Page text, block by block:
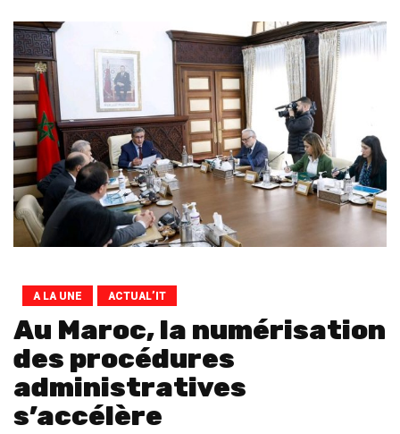
A LA UNE ACTUAL’IT
Au Maroc, la numérisation
des procédures
administratives
s’accélère